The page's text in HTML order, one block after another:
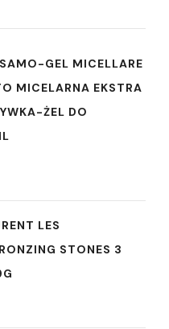
GEL MICELLARE
MICELARNA EKSTRA
ŻEL DO
LES
STONES 3